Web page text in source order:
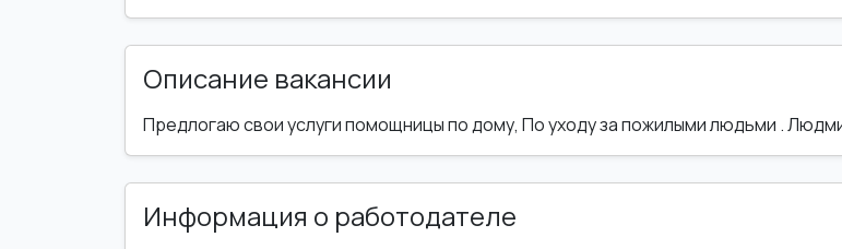
Описание вакансии
Предлогаю свои услуги помощницы по дому, По уходу за пожилыми людьми .
Информация о работодателе